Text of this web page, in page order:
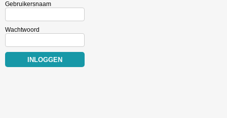
Gebruikersnaam
Wachtwoord